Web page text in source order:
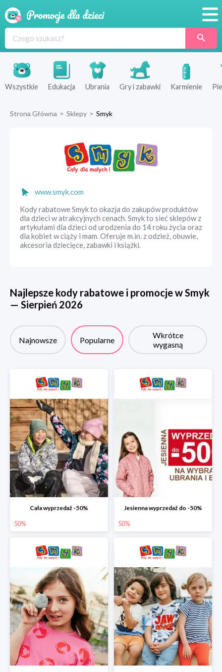
Produkty
Sklepy
Wszystkie Edukacja Ubrania Gry i zabawki Karmienie
Strona Główna > Sklepy > Smyk
www.smyk.com
Kody rabatowe Smyk to okazja do zakupów produktów
dla dzieci w atrakcyjnych cenach. Smyk to sieć sklepów z
artykułami dla dzieci od urodzenia do 14 roku życia oraz
dla kobiet w ciąży i mam. Oferuje m.in. z odzież, obuwie,
akcesoria dziecięce, zabawki i książki.
Najlepsze kody rabatowe i promocje wSmyk
— Sierpień 2026
Najnowsze Popularne
Wkrótce
wygasną
Cała wyprzedaż -50%
50%
Jesienna wyprzedaż do -50%
50%